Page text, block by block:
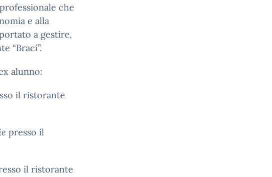
che
e alla
a gestire,
“Braci”.
alunno:
il ristorante
presso il
il ristorante